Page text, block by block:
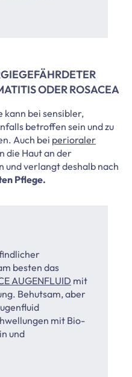
ODER ROSACEA
bei sensibler,
betroffen sein und zu
Auch bei perioraler
die Haut an der
verlangt deshalb nach
Pflege.
besten das
AUGENFLUID mit
Behutsam, aber
mit Bio-
und